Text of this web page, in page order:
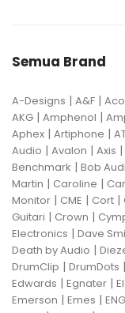
Semua Brand
A-Designs | A&F |
AKG | Amphenol |
Aphex | Artiphone |
Audio | Avalon | Axis |
Benchmark | Bob
Martin | Caroline |
Monitor | CME | Cort |
Guitari | Crown |
Electronics | Dave
Death by Audio |
DrumClip | DrumDots |
Edwards | Egnater |
Emerson | Emes |